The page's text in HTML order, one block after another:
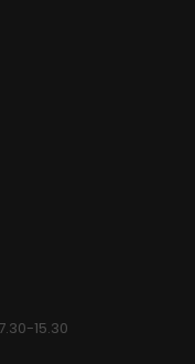
15.30